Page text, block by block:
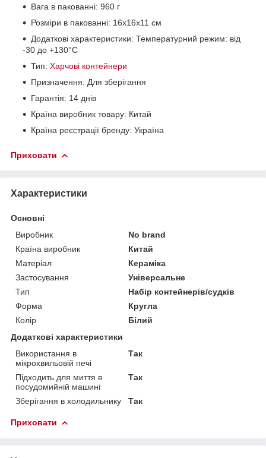
Вага в пакованні: 960 г
Розміри в пакованні: 16х16х11 см
Додаткові характеристики: Температурний режим: від
-30 до +130°C
Тип: Харчові контейнери
Призначення: Для зберігання
Гарантія: 14 днів
Країна виробник товару: Китай
Країна реєстрації бренду: Україна
Приховати
Характеристики
Основні
Виробник
No brand
Країна виробник
Китай
Матеріал
Кераміка
Застосування
Універсальне
Тип
Набір контейнерів/судків
Форма
Кругла
Колір
Білий
Додаткові характеристики
Використання в
мікрохвильовій печі
Так
Підходить для миття в
посудомийній машині
Так
Зберігання в холодильнику Так
Приховати